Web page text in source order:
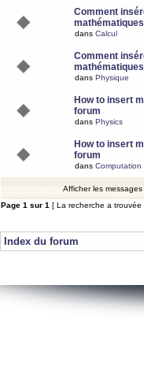
Comment
dans Calcul
Comment
dans Physique
How to insert
forum
dans Physics
How to insert
forum
dans Computation
Afficher les
Page 1 sur 1 [ La recherche a trouvée
Index du forum